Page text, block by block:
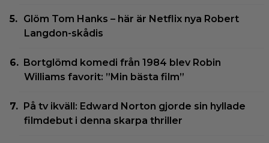
Glöm Tom Hanks – här är Netflix nya Robert
Langdon-skådis
Bortglömd komedi från 1984 blev Robin
Williams favorit: ”Min bästa film”
På tv ikväll: Edward Norton gjorde sin hyllade
filmdebut i denna skarpa thriller